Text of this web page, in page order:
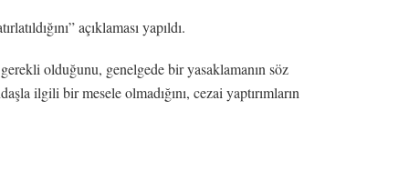
açıklaması yapıldı.
olduğunu, genelgede bir yasaklamanın söz
ilgili bir mesele olmadığını, cezai yaptırımların